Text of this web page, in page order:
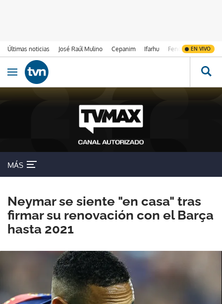
Últimas noticias José Raúl Mulino Cepanim Ifarhu Fenómeno de El
EN VIVO
Ir al contenido
Obrir navegació
MÁS
Neymar se siente "en casa" tras
firmar su renovación con el Barça
hasta 2021